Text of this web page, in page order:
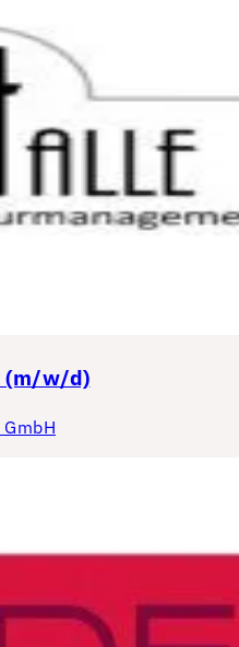
(m/w/d)